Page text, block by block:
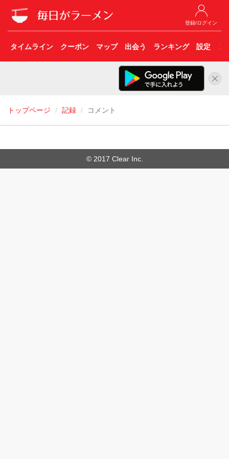
登録/ログイン
タイムライン クーポン マップ 出会う ランキング 設定 こ
トップページ 記録 コメント
© 2017 Clear Inc.